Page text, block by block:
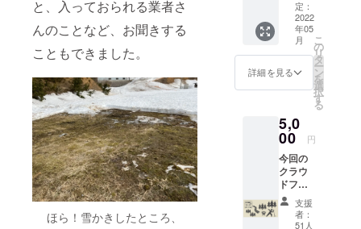
と、入っておられる業者さ
んのことなど、お聞きする
こともできました。
ほら！雪かきしたところ、
す。 京
丹後
BEATC
AMP /
ハッテ
マンラ
のA5ス
テッ
シート
を郵送
いたし
ます。
こちら
のス
テッ
カー
シート
定：
2022
年05
月
詳細を見る
こ
の
リ
タ
ー
ン
を
選
択
す
る
5,0
00 円
今回の
クラウ
ドファ
ンディ
ングの
支援
者：
51人